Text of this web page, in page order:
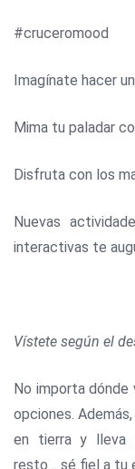
#cruceromood
Imagínate hacer
Mima tu paladar
Disfruta con los
Nuevas
interactivas te
Vístete según el
No importa dónde
opciones.
en tierra y lleva
resto… sé fiel a tu